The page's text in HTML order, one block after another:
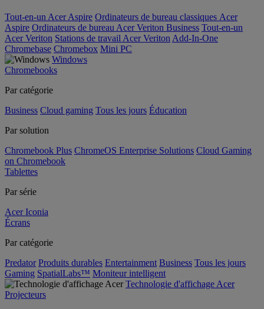
Tout-en-un Acer Aspire Ordinateurs de bureau classiques Acer
Aspire Ordinateurs de bureau Acer Veriton Business Tout-en-un
Acer Veriton Stations de travail Acer Veriton Add-In-One
Chromebase Chromebox Mini PC
Windows
Chromebooks
Par catégorie
Business Cloud gaming Tous les jours Éducation
Par solution
Chromebook Plus ChromeOS Enterprise Solutions Cloud Gaming
on Chromebook
Tablettes
Par série
Acer Iconia
Écrans
Par catégorie
Predator Produits durables Entertainment Business Tous les jours
Gaming SpatialLabs™ Moniteur intelligent
Technologie d'affichage Acer
Projecteurs